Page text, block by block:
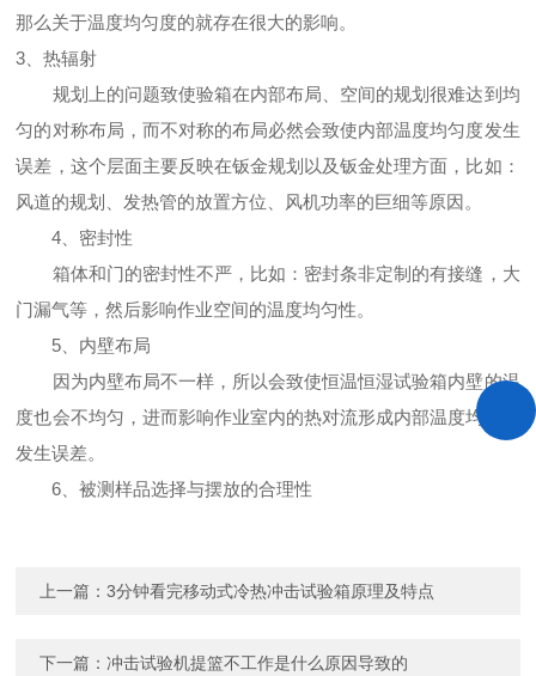
那么关于温度均匀度的就存在很大的影响。
3、热辐射
规划上的问题致使验箱在内部布局、空间的规划很难达到均
匀的对称布局，而不对称的布局必然会致使内部温度均匀度发生
误差，这个层面主要反映在钣金规划以及钣金处理方面，比如：
风道的规划、发热管的放置方位、风机功率的巨细等原因。
4、密封性
箱体和门的密封性不严，比如：密封条非定制的有接缝，大
门漏气等，然后影响作业空间的温度均匀性。
5、内壁布局
因为内壁布局不一样，所以会致使恒温恒湿试验箱内壁的温
度也会不均匀，进而影响作业室内的热对流形成内部温度均匀度
发生误差。
6、被测样品选择与摆放的合理性
上一篇：3分钟看完移动式冷热冲击试验箱原理及特点
下一篇：冲击试验机提篮不工作是什么原因导致的